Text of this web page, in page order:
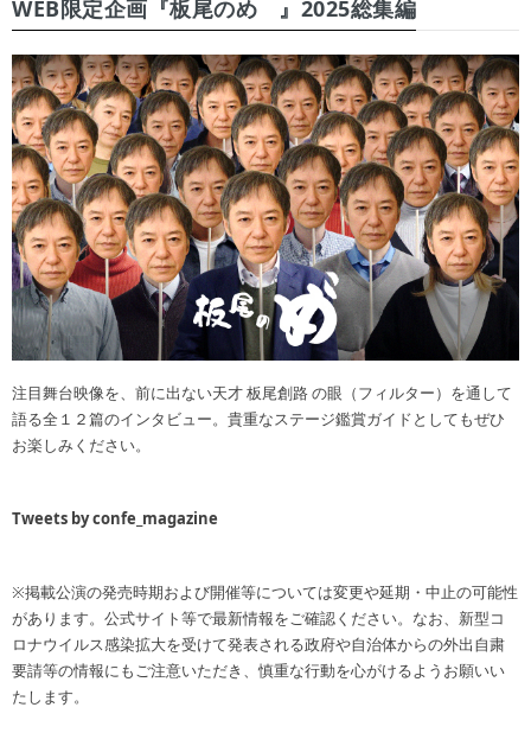
WEB限定企画『板尾のめ゙』2025総集編
注目舞台映像を、前に出ない天才 板尾創路 の眼（フィルター）を通して
語る全１２篇のインタビュー。貴重なステージ鑑賞ガイドとしてもぜひ
お楽しみください。
Tweets by confe_magazine
※掲載公演の発売時期および開催等については変更や延期・中止の可能性
があります。公式サイト等で最新情報をご確認ください。なお、新型コ
ロナウイルス感染拡大を受けて発表される政府や自治体からの外出自粛
要請等の情報にもご注意いただき、慎重な行動を心がけるようお願いい
たします。